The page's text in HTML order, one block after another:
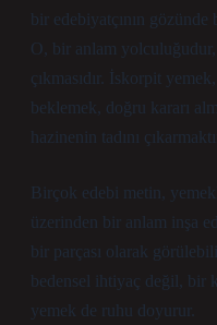
bir edebiyatçının
O, bir anlam yolculuğudur,
çıkmasıdır. İskorpit
beklemek, doğru kararı
hazinenin tadını
Birçok edebi metin,
üzerinden bir anlam inşa
bir parçası olarak
bedensel ihtiyaç değil, bir
yemek de ruhu doyurur.